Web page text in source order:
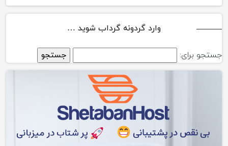
وارد گردونه گرداب شوید …
جستجو برای: